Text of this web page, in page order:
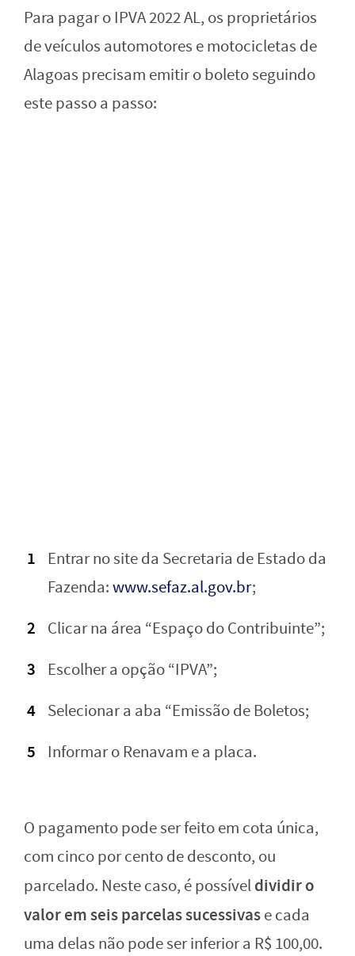
Para pagar o IPVA 2022 AL, os proprietários
de veículos automotores e motocicletas de
Alagoas precisam emitir o boleto seguindo
este passo a passo:
Entrar no site da Secretaria de Estado da
Fazenda:www.sefaz.al.gov.br;
Clicar na área “Espaço do Contribuinte”;
Escolher a opção “IPVA”;
Selecionar a aba “Emissão de Boletos;
Informar o Renavam e a placa.
O pagamento pode ser feito em cota única,
com cinco por cento de desconto, ou
parcelado. Neste caso, é possíveldividir o
valor em seis parcelas sucessivase cada
uma delas não pode ser inferior a R$ 100,00.